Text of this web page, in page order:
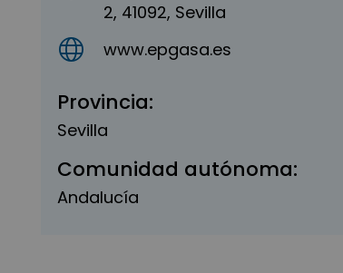
2, 41092, Sevilla
www.epgasa.es
Provincia:
Sevilla
Comunidad autónoma:
Andalucía